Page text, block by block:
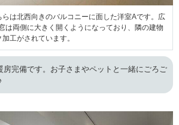
は北西向きのバルコニーに面した洋室Aです。広
は両側に大きく開くようになっており、隣の建物
工がされています。
房完備です。お子さまやペットと一緒にごろご